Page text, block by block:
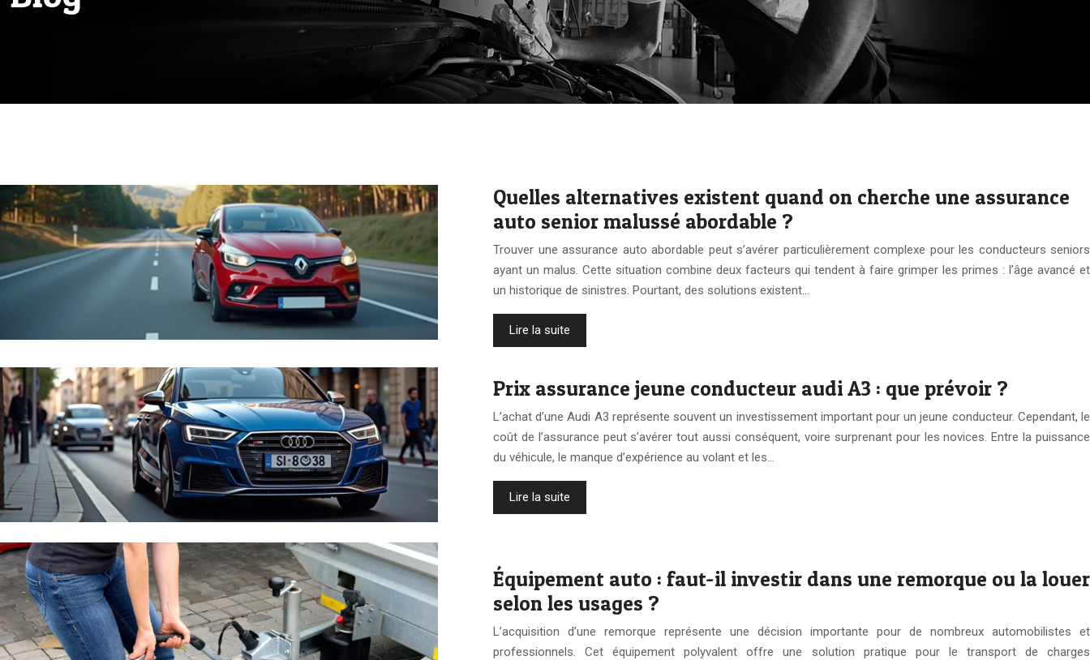
Quelles alternatives existent quand on cherche une assurance
auto senior malussé abordable ?
Trouver une assurance auto abordable peut s’avérer particulièrement complexe pour les conducteurs seniors
ayant un malus. Cette situation combine deux facteurs qui tendent à faire grimper les primes : l’âge avancé et
un historique de sinistres. Pourtant, des solutions existent…
Lire la suite
Prix assurance jeune conducteur audi A3 : que prévoir ?
L’achat d’une Audi A3 représente souvent un investissement important pour un jeune conducteur. Cependant, le
coût de l’assurance peut s’avérer tout aussi conséquent, voire surprenant pour les novices. Entre la puissance
du véhicule, le manque d’expérience au volant et les…
Lire la suite
Équipement auto : faut-il investir dans une remorque ou la louer
selon les usages ?
L’acquisition d’une remorque représente une décision importante pour de nombreux automobilistes et
professionnels. Cet équipement polyvalent offre une solution pratique pour le transport de charges